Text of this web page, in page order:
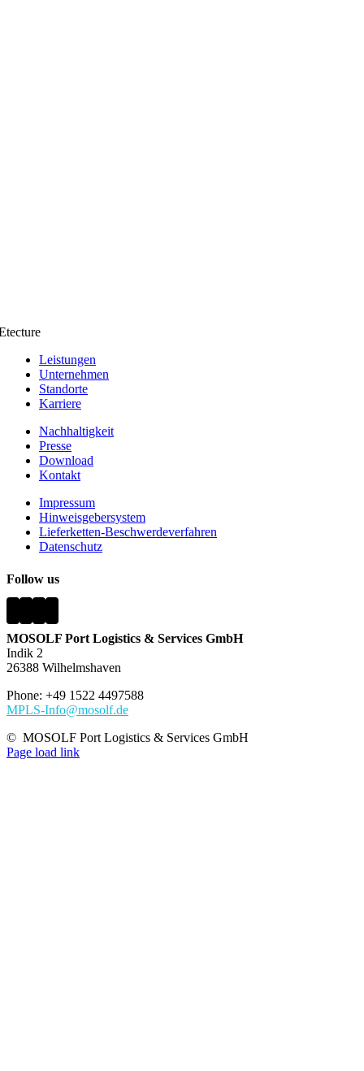
Leistungen
Unternehmen
Standorte
Karriere
Nachhaltigkeit
Presse
Download
Kontakt
Impressum
Hinweisgebersystem
Lieferketten-Beschwerdeverfahren
Datenschutz
Follow us
MOSOLF Port Logistics & Services GmbH
Indik 2
26388 Wilhelmshaven
Phone: +49 1522 4497588
MPLS-Info@mosolf.de
© MOSOLF Port Logistics & Services GmbH
Page load link